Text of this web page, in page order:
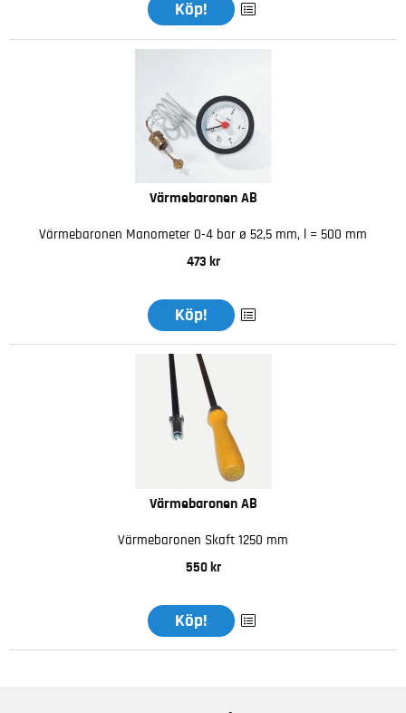
Köp!
Värmebaronen AB
Värmebaronen Manometer 0-4 bar ø 52,5 mm, l = 500 mm
473 kr
Köp!
Värmebaronen AB
Värmebaronen Skaft 1250 mm
550 kr
Köp!